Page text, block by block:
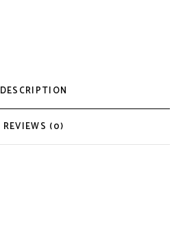
DESCRIPTION
REVIEWS (0)